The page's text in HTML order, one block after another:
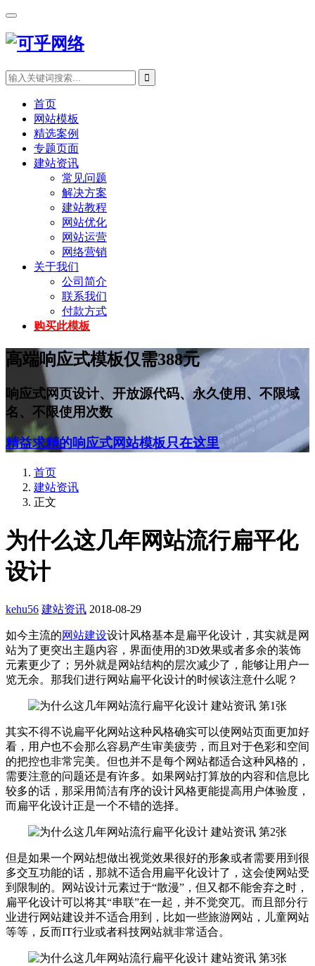
首页
网站模板
精选案例
专题页面
建站资讯
常见问题
解决方案
建站教程
网站优化
网站运营
网络营销
关于我们
公司简介
联系我们
付款方式
购买此模板
高端响应式模板仅需388元
响应式网页设计、开放源代码、永久使用、不限域
名、不限使用次数
精益求精的响应式网站模板只在这里
首页
建站资讯
正文
为什么这几年网站流行扁平化
设计
kehu56 建站资讯 2018-08-29
如今主流的网站建设设计风格基本是扁平化设计，其实就是网
站为了更突出主题内容，界面使用的3D效果或者多余的装饰
元素更少了；另外就是网站结构的层次减少了，能够让用户一
览无余。那我们进行网站扁平化设计的时候该注意什么呢？
其实不得不说扁平化网站这种风格确实可以使网站页面更加好
看，用户也不会那么容易产生审美疲劳，而且对于色彩和空间
的把控也非常完美。但也并不是每个网站都适合这种风格的，
需要注意的问题还是有许多。如果网站打算放的内容和信息比
较多的话，那采用简洁有序的设计风格更能提高用户体验度，
而扁平化设计正是一个不错的选择。
但是如果一个网站想做出视觉效果很好的形象或者需要用到很
多交互功能的话，那就不适合用扁平化设计了，这会使网站受
到限制的。网站设计元素过于“散漫”，但又都不能舍弃之时，
扁平化设计可以将其“串联”在一起，并不觉突兀。而且部分行
业进行网站建设并不适合用到，比如一些旅游网站，儿童网站
等等，反而IT行业或者科技网站就非常适合。